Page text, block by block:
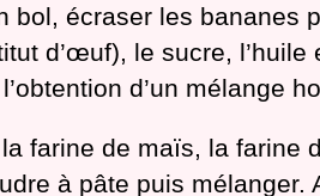
bol, écraser les bananes
d’œuf), le sucre,
l’obtention d’un mélange
farine de maïs, la farine
à pâte puis mélanger.